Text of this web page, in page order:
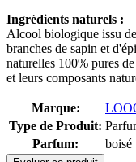
Ingrédients naturels :
Alcool biologique issu
branches de sapin et
naturelles 100% pures
et leurs composants
Marque:
Type de Produit:
Parfum:
boisé